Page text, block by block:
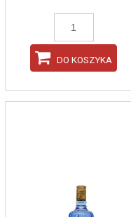
DO KOSZYKA